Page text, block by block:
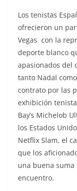
Los tenistas
ofrecieron un
Vegas con la
deporte blanco
apasionados del
tanto Nadal
contrato por las
exhibición
Bay’s Michelob
los Estados
Netflix Slam, el
que los
una buena
encuentro.